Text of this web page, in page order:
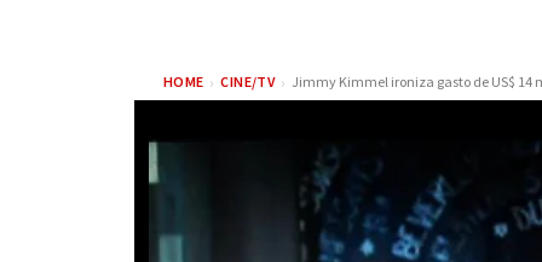
HOME › CINE/TV ›